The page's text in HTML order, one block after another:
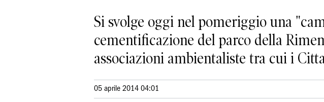
Si svolge oggi nel pomeriggio una
cementificazione del parco della
associazioni ambientaliste tra cui i
05 aprile 2014 04:01